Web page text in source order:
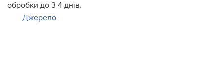
обробки до 3-4 днів.
Джерело